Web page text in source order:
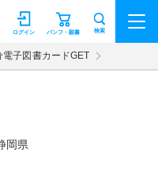
パンフ・願書
ログイン 検索
電子図書カードGET
岡県